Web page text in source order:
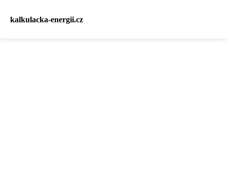
kalkulacka-energii.cz